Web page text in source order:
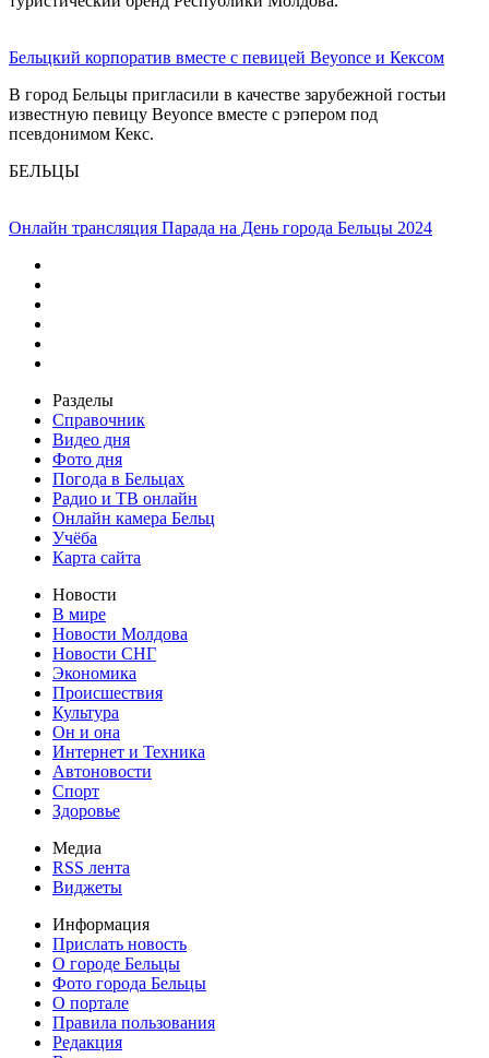
Бельцкий корпоратив вместе с певицей Beyonce и Кексом
В город Бельцы пригласили в качестве зарубежной гостьи
известную певицу Beyonce вместе с рэпером под
псевдонимом Кекс.
БЕЛЬЦЫ
Онлайн трансляция Парада на День города Бельцы 2024
Разделы
Справочник
Видео дня
Фото дня
Погода в Бельцах
Радио и ТВ онлайн
Онлайн камера Бельц
Учёба
Карта сайта
Новости
В мире
Новости Молдова
Новости СНГ
Экономика
Происшествия
Культура
Он и она
Интернет и Техника
Автоновости
Спорт
Здоровье
Медиа
RSS лента
Виджеты
Информация
Прислать новость
О городе Бельцы
Фото города Бельцы
О портале
Правила пользования
Редакция